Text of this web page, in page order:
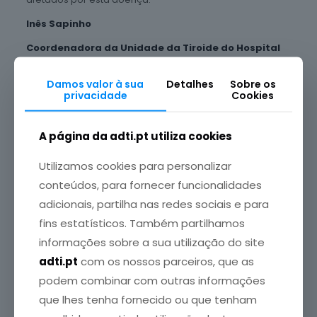
Inês Sapinho
Coordenadora da Unidade da Tiroide do Hospital
CUF Descobertas
Autora do livro “Os Segredos da sua Tiroide”
Consultora ADTI
Coordenador da Cirurgia Endócrina do Hospital da
Secretário da SPCENDO
Consultor da ADTI
Partilhar
Damos valor à sua
privacidade
Detalhes
Sobre os
Cookies
A página da adti.pt utiliza cookies
Utilizamos cookies para personalizar
conteúdos, para fornecer funcionalidades
adicionais, partilha nas redes sociais e para
fins estatísticos. Também partilhamos
informações sobre a sua utilização do site
adti.pt com os nossos parceiros, que as
podem combinar com outras informações
que lhes tenha fornecido ou que tenham